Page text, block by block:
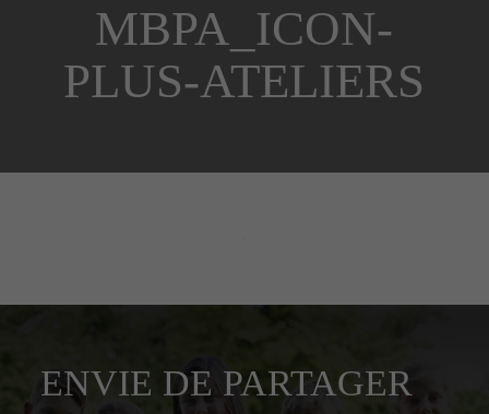
MBPA_ICON-
PLUS-ATELIERS
ENVIE DE PARTAGER